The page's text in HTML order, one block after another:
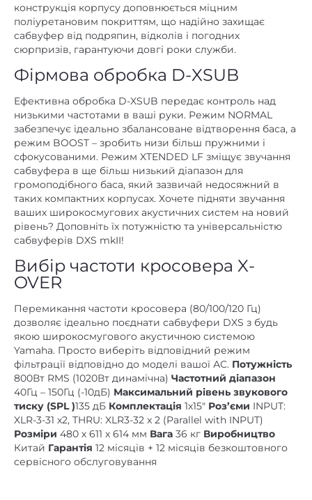
конструкція корпусу доповнюється міцним
поліуретановим покриттям, що надійно захищає
сабвуфер від подряпин, відколів і погодних
сюрпризів, гарантуючи довгі роки служби.
Фірмова обробка D-XSUB
Ефективна обробка D-XSUB передає контроль над
низькими частотами в ваші руки. Режим NORMAL
забезпечує ідеально збалансоване відтворення баса, а
режим BOOST – зробить низи більш пружними і
сфокусованими. Режим XTENDED LF зміщує звучання
сабвуфера в ще більш низький діапазон для
громоподібного баса, який зазвичай недосяжний в
таких компактних корпусах. Хочете підняти звучання
ваших широкосмугових акустичних систем на новий
рівень? Доповніть їх потужністю та універсальністю
сабвуферів DXS mkII!
Вибір частоти кросовера X-
OVER
Перемикання частоти кросовера (80/100/120 Гц)
дозволяє ідеально поєднати сабвуфери DXS з будь
якою широкосмугового акустичною системою
Yamaha. Просто виберіть відповідний режим
фільтрації відповідно до моделі вашої АС. Потужність
800Вт RMS (1020Вт динамічна) Частотний діапазон
40Гц – 150Гц (-10дБ) Максимальний рівень звукового
тиску (SPL )135 дБ Комплектація 1х15″ Роз’єми INPUT:
XLR-3-31 x2, THRU: XLR3-32 x 2 (Parallel with INPUT)
Розміри 480 х 611 х 614 мм Вага 36 кг Виробництво
Китай Гарантія 12 місяців + 12 місяців безкоштовного
сервісного обслуговування